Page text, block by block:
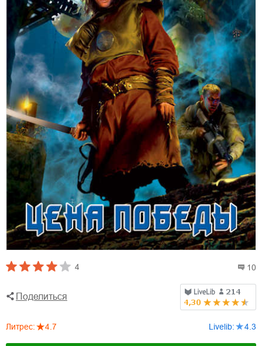
4 10
Поделиться
Литрес: 4.7 Livelib: 4.3